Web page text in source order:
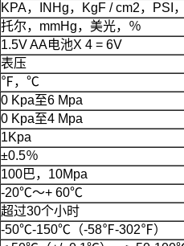
KPA，INHg，KgF / cm2，PSI
托尔，mmHg，美光，％
1.5V AA电池X 4 = 6V
表压
℉，℃
0 Kpa至6 Mpa
0 Kpa至4 Mpa
1Kpa
±0.5％
100巴，10Mpa
-20℃〜+ 60℃
超过30个小时
-50℃-150℃（-58℉-302℉）